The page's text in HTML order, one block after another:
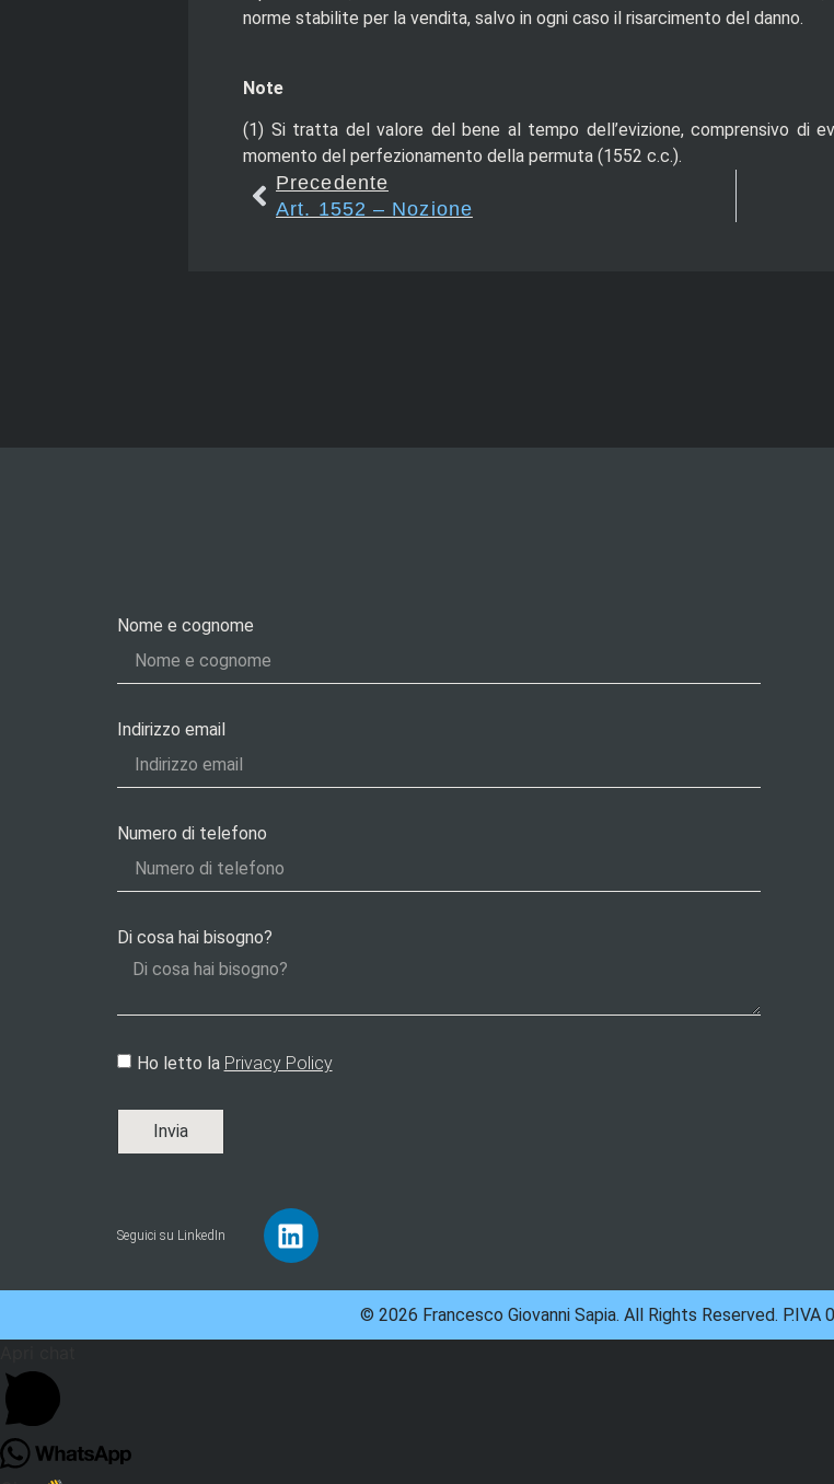
norme stabilite per la vendita, salvo in ogni caso il risarcimento del danno.
Note
(1) Si tratta del valore del bene al tempo dell’evizione, comprensivo di
momento del perfezionamento della permuta (1552 c.c.).
Precedente
Art. 1552 – Nozione
Nome e cognome
Indirizzo email
Numero di telefono
Di cosa hai bisogno?
Ho letto la Privacy Policy
Invia
Seguici su LinkedIn
© 2026 Francesco Giovanni Sapia. All Rights Reserved.